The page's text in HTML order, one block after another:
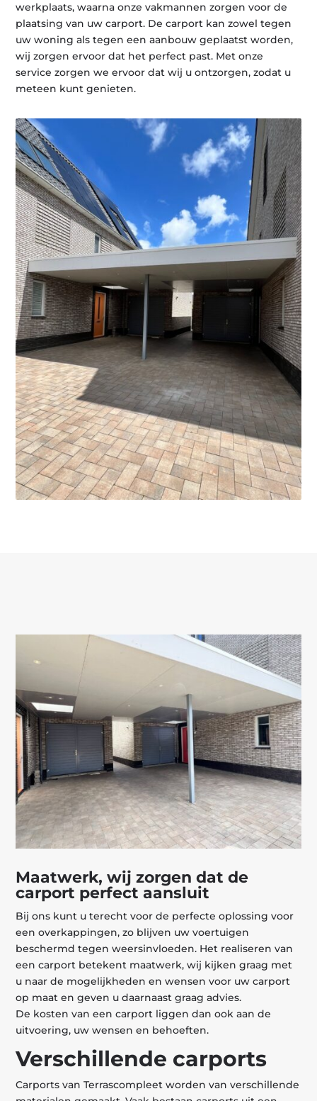
werkplaats, waarna onze vakmannen zorgen voor de
plaatsing van uw carport. De carport kan zowel tegen
uw woning als tegen een aanbouw geplaatst worden,
wij zorgen ervoor dat het perfect past. Met onze
service zorgen we ervoor dat wij u ontzorgen, zodat u
meteen kunt genieten.
Maatwerk, wij zorgen dat de
carport perfect aansluit
Bij ons kunt u terecht voor de perfecte oplossing voor
een overkappingen, zo blijven uw voertuigen
beschermd tegen weersinvloeden. Het realiseren van
een carport betekent maatwerk, wij kijken graag met
u naar de mogelijkheden en wensen voor uw carport
op maat en geven u daarnaast graag advies.
De kosten van een carport liggen dan ook aan de
uitvoering, uw wensen en behoeften.
Verschillende carports
Carports van Terrascompleet worden van verschillende